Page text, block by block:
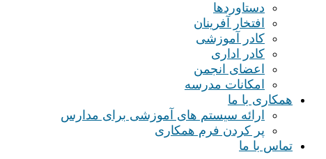
دستاوردها
افتخار آفرینان
کادر آموزشی
کادر اداری
اعضای انجمن
امکانات مدرسه
همکاری با ما
ارائه سیستم های آموزشی برای مدارس
پر کردن فرم همکاری
تماس با ما